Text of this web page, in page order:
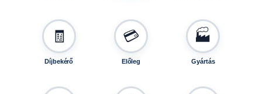
🧾
Díjbekérő
💳
Előleg
🏭
Gyártás